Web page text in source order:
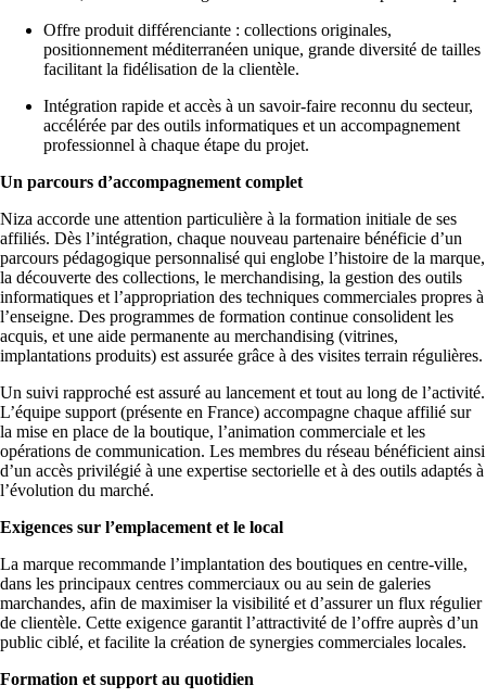
Offre produit différenciante : collections originales,
positionnement méditerranéen unique, grande diversité de tailles
facilitant la fidélisation de la clientèle.
Intégration rapide et accès à un savoir-faire reconnu du secteur,
accélérée par des outils informatiques et un accompagnement
professionnel à chaque étape du projet.
Un parcours d’accompagnement complet
Niza accorde une attention particulière à la formation initiale de ses
affiliés. Dès l’intégration, chaque nouveau partenaire bénéficie d’un
parcours pédagogique personnalisé qui englobe l’histoire de la marque,
la découverte des collections, le merchandising, la gestion des outils
informatiques et l’appropriation des techniques commerciales propres à
l’enseigne. Des programmes de formation continue consolident les
acquis, et une aide permanente au merchandising (vitrines,
implantations produits) est assurée grâce à des visites terrain régulières.
Un suivi rapproché est assuré au lancement et tout au long de l’activité.
L’équipe support (présente en France) accompagne chaque affilié sur
la mise en place de la boutique, l’animation commerciale et les
opérations de communication. Les membres du réseau bénéficient ainsi
d’un accès privilégié à une expertise sectorielle et à des outils adaptés à
l’évolution du marché.
Exigences sur l’emplacement et le local
La marque recommande l’implantation des boutiques en centre-ville,
dans les principaux centres commerciaux ou au sein de galeries
marchandes, afin de maximiser la visibilité et d’assurer un flux régulier
de clientèle. Cette exigence garantit l’attractivité de l’offre auprès d’un
public ciblé, et facilite la création de synergies commerciales locales.
Formation et support au quotidien